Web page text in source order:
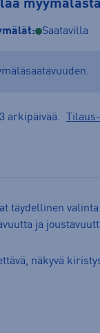
myymälästä
Saatavilla
arkipäivää.
täydellinen
ja
näkyvä